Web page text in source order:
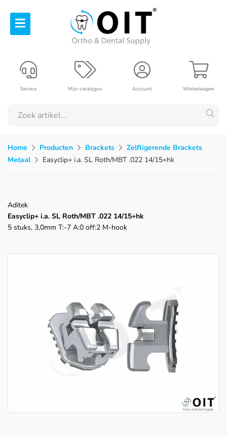
Winkelwagen
Account
Mijn catalogus
Service
Home Producten Brackets
Zelfligerende Brackets
Metaal
Easyclip+ i.a. SL Roth/MBT .022 14/15+hk
Aditek
Easyclip+ i.a. SL Roth/MBT .022 14/15+hk
5 stuks, 3,0mm T:-7 A:0 off:2 M-hook